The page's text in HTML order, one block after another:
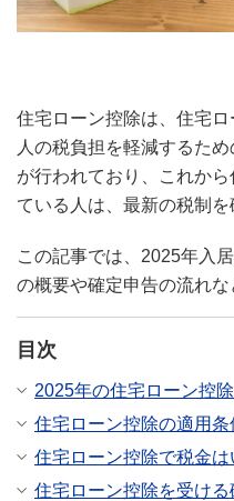
住宅ローン控除は、住宅
人の税負担を軽減するた
が行われており、これか
ている人は、最新の税制を
この記事では、2025年入
の概要や確定申告の流れな
目次
2025年の住宅ローン控
住宅ローン控除の適用条
住宅ローン控除で税金は
住宅ローン控除を受け